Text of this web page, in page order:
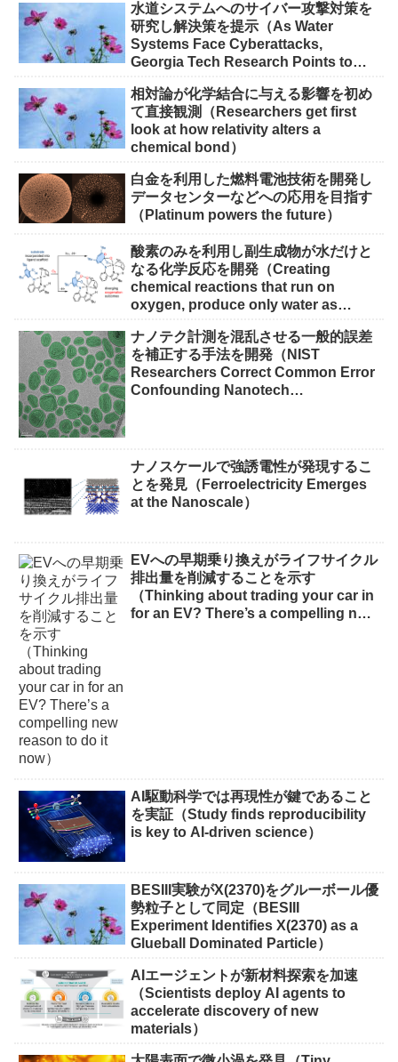
水道システムへのサイバー攻撃対策を
研究し解決策を提示（As Water
Systems Face Cyberattacks,
Georgia Tech Research Points to
相対論が化学結合に与える影響を初め
て直接観測（Researchers get first
look at how relativity alters a
chemical bond）
白金を利用した燃料電池技術を開発し
データセンターなどへの応用を目指す
（Platinum powers the future）
酸素のみを利用し副生成物が水だけと
なる化学反応を開発（Creating
chemical reactions that run on
oxygen, produce only water as
ナノテク計測を混乱させる一般的誤差
を補正する手法を開発（NIST
Researchers Correct Common Error
Confounding Nanotech
ナノスケールで強誘電性が発現するこ
とを発見（Ferroelectricity Emerges
at the Nanoscale）
EVへの早期乗り換えがライフサイクル
排出量を削減することを示す
（Thinking about trading your car in
for an EV? There’s a compelling new
AI駆動科学では再現性が鍵であること
を実証（Study finds reproducibility
is key to AI-driven science）
BESIII実験がX(2370)をグルーボール優
勢粒子として同定（BESIII
Experiment Identifies X(2370) as a
Glueball Dominated Particle）
AIエージェントが新材料探索を加速
（Scientists deploy AI agents to
accelerate discovery of new
materials）